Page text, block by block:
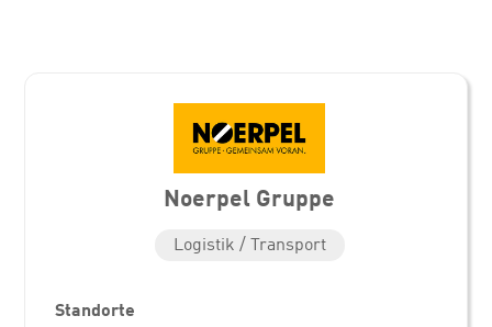
Noerpel Gruppe
Logistik / Transport
Standorte